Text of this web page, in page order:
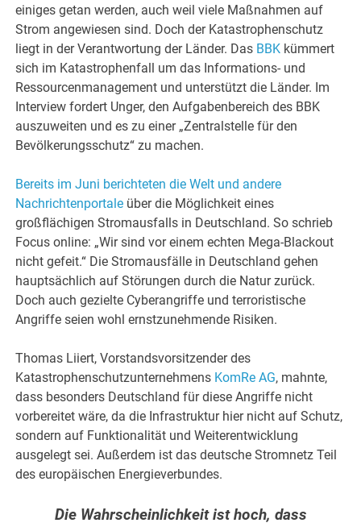
einiges getan werden, auch weil viele Maßnahmen auf
Strom angewiesen sind. Doch der Katastrophenschutz
liegt in der Verantwortung der Länder. Das BBK kümmert
sich im Katastrophenfall um das Informations- und
Ressourcenmanagement und unterstützt die Länder. Im
Interview fordert Unger, den Aufgabenbereich des BBK
auszuweiten und es zu einer „Zentralstelle für den
Bevölkerungsschutz“ zu machen.
Bereits im Juni berichteten die Welt und andere
Nachrichtenportale über die Möglichkeit eines
großflächigen Stromausfalls in Deutschland. So schrieb
Focus online: „Wir sind vor einem echten Mega-Blackout
nicht gefeit.“ Die Stromausfälle in Deutschland gehen
hauptsächlich auf Störungen durch die Natur zurück.
Doch auch gezielte Cyberangriffe und terroristische
Angriffe seien wohl ernstzunehmende Risiken.
Thomas Liiert, Vorstandsvorsitzender des
Katastrophenschutzunternehmens KomRe AG, mahnte,
dass besonders Deutschland für diese Angriffe nicht
vorbereitet wäre, da die Infrastruktur hier nicht auf Schutz,
sondern auf Funktionalität und Weiterentwicklung
ausgelegt sei. Außerdem ist das deutsche Stromnetz Teil
des europäischen Energieverbundes.
Die Wahrscheinlichkeit ist hoch, dass